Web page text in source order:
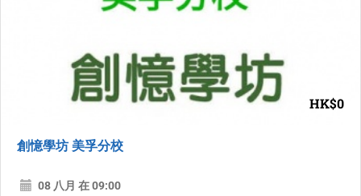
HK$0
創憶學坊 美孚分校
08 八月 在 09:00